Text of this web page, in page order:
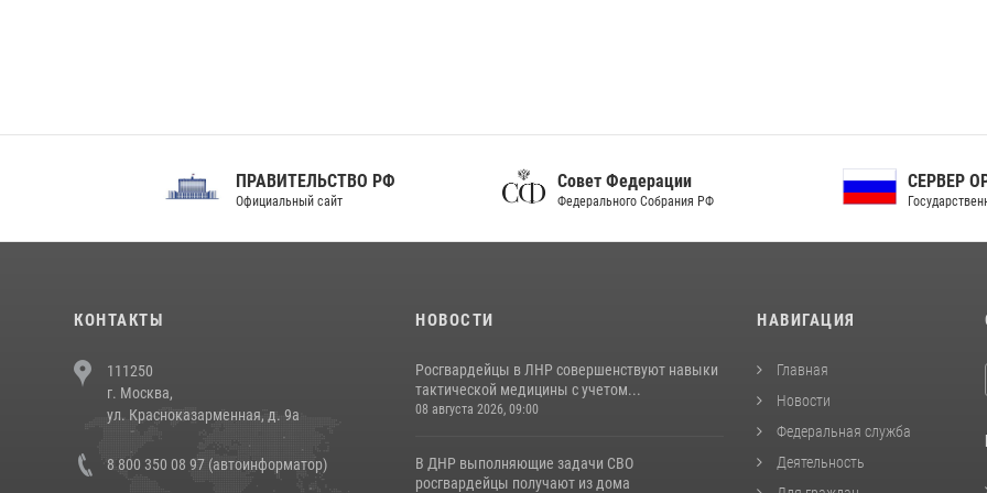
ПРАВИТЕЛЬСТВО РФ
Официальный сайт
Совет Федерации
Федерального Собрания РФ
СЕРВЕР ОРГАНОВ
Государственной власти РФ
КОНТАКТЫ
111250
г. Москва,
ул. Красноказарменная, д. 9а
8 800 350 08 97 (автоинформатор)
НОВОСТИ
Росгвардейцы в ЛНР совершенствуют навыки
тактической медицины с учетом...
08 августа 2026, 09:00
В ДНР выполняющие задачи СВО
росгвардейцы получают из дома
НАВИГАЦИЯ
Главная
Новости
Федеральная служба
Деятельность